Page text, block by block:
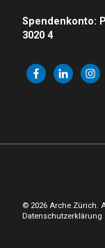
Spendenkonto:
3020 4
© 2026 Arche Zürich.
Datenschutzerklärung